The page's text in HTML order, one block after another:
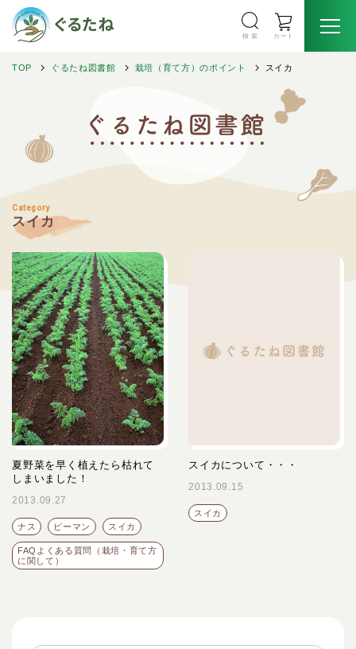
検 索 カート
TOP ぐるたね図書館 栽培（育て方）のポイント スイカ
Category
スイカ
夏野菜を早く植えたら枯れて
しまいました！
2013.09.27
ナス ピーマン スイカ
FAQよくある質問（栽培・育て方
に関して）
スイカについて・・・
2013.09.15
スイカ